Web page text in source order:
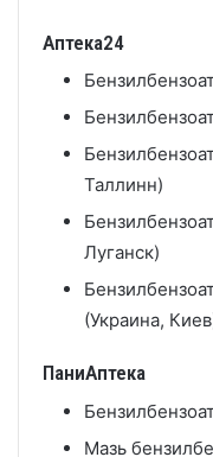
Аптека24
Бензилбензоат
Таллинн)
Луганск)
(Украина,
ПаниАптека
Мазь